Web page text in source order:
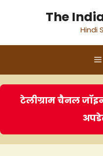
The
Hindi
टेलीग्राम चैनल